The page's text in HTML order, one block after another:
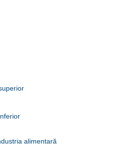
alimentară